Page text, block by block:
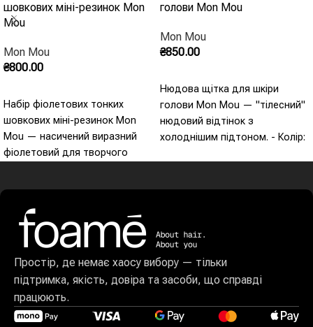
шовкових міні-резинок Mon
Mou
Mon Mou
₴800.00
Набір фіолетових тонких
шовкових міні-резинок Mon
Mou — насичений виразний
фіолетовий для творчого
характер - Для творчого
голови Mon Mou
Mon Mou
₴850.00
Нюдова щітка для шкіри
голови Mon Mou — "тілесний"
нюдовий відтінок з
холоднішим підтоном. - Колір:
Простір, де немає хаосу вибору — тільки
підтримка, якість, довіра та засоби, що справді
працюють.